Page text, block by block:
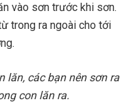
vào sơn trước khi sơn.
trong ra ngoài cho tới
lăn, các bạn nên sơn ra
con lăn ra.